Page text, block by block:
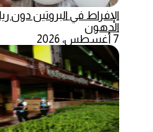
الإفراط في البروتين دون
الدهون
7 أغسطس، 2026